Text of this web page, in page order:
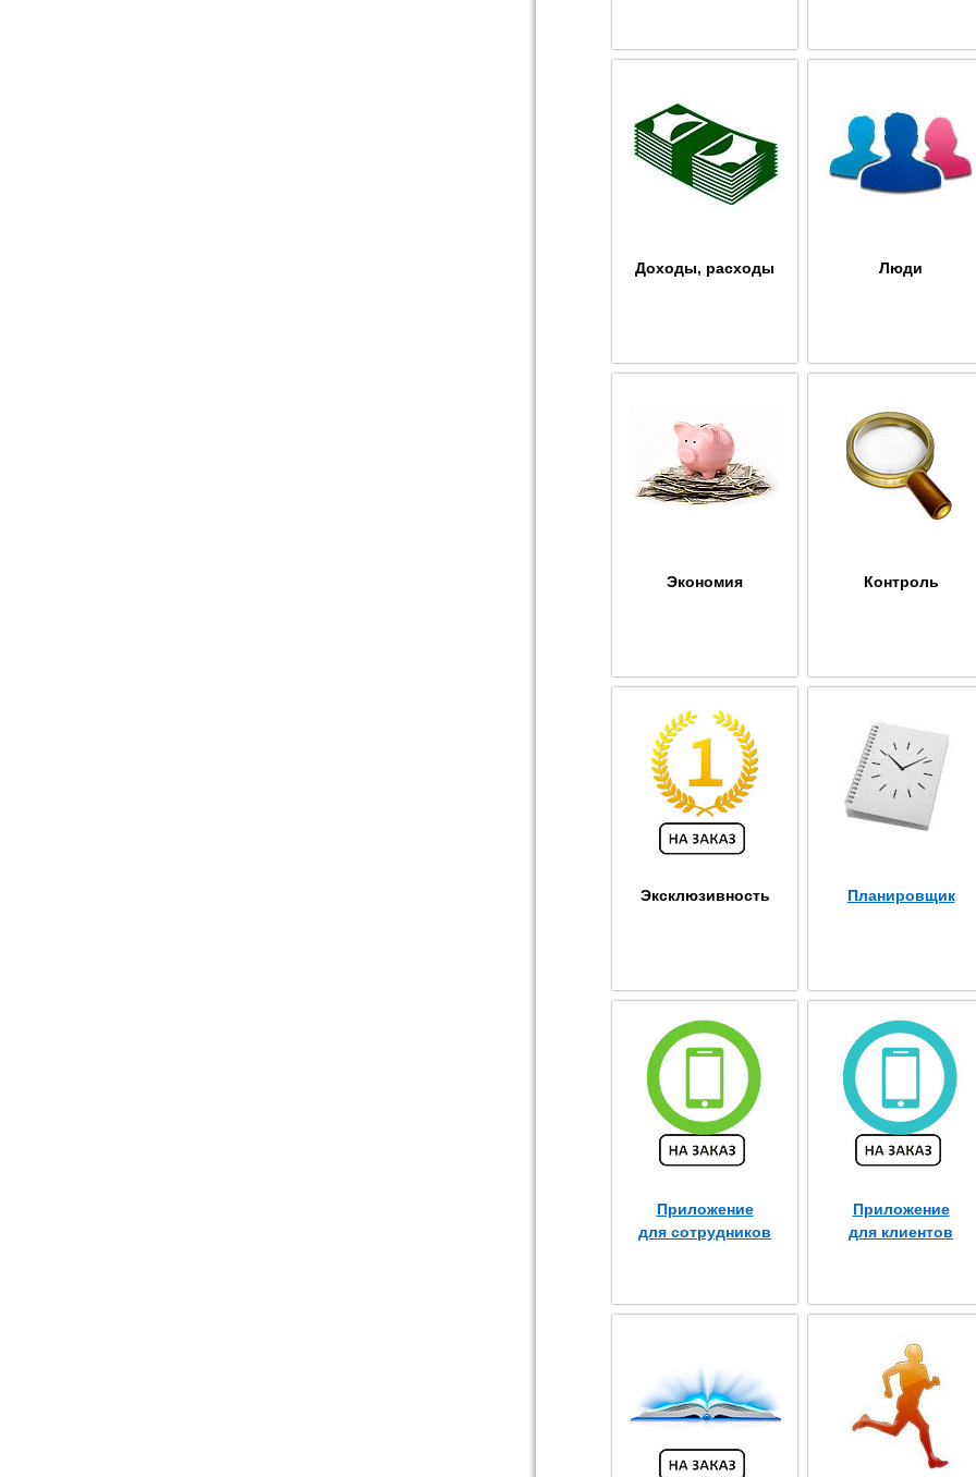
Доходы, расходы Люди
Экономия Контроль
Эксклюзивность Планировщик
Приложение
для сотрудников
Приложение
для клиентов